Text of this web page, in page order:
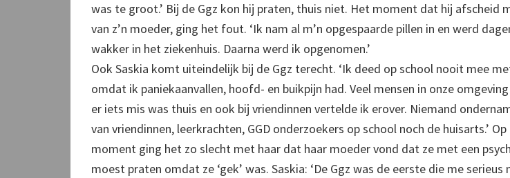
was te groot.’ Bij de Ggz kon hij praten, thuis niet. Het moment dat hij afscheid
van z’n moeder, ging het fout. ‘Ik nam al m’n opgespaarde pillen in en werd
wakker in het ziekenhuis. Daarna werd ik opgenomen.’
Ook Saskia komt uiteindelijk bij de Ggz terecht. ‘Ik deed op school nooit mee
omdat ik paniekaanvallen, hoofd- en buikpijn had. Veel mensen in onze
er iets mis was thuis en ook bij vriendinnen vertelde ik erover. Niemand
van vriendinnen, leerkrachten, GGD onderzoekers op school noch de huisarts.’
moment ging het zo slecht met haar dat haar moeder vond dat ze met een
moest praten omdat ze ‘gek’ was. Saskia: ‘De Ggz was de eerste die me serieus